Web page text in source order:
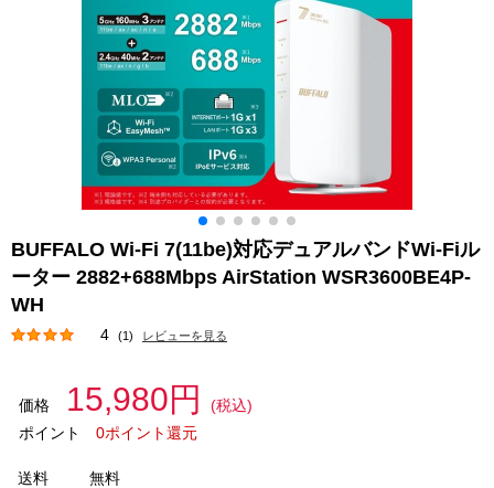
BUFFALO Wi-Fi 7(11be)対応デュアルバンドWi-Fiル
ーター 2882+688Mbps AirStation WSR3600BE4P-
WH
4 (1) レビューを見る
価格 15,980円
(税込)
ポイント
0ポイント還元
送料
無料